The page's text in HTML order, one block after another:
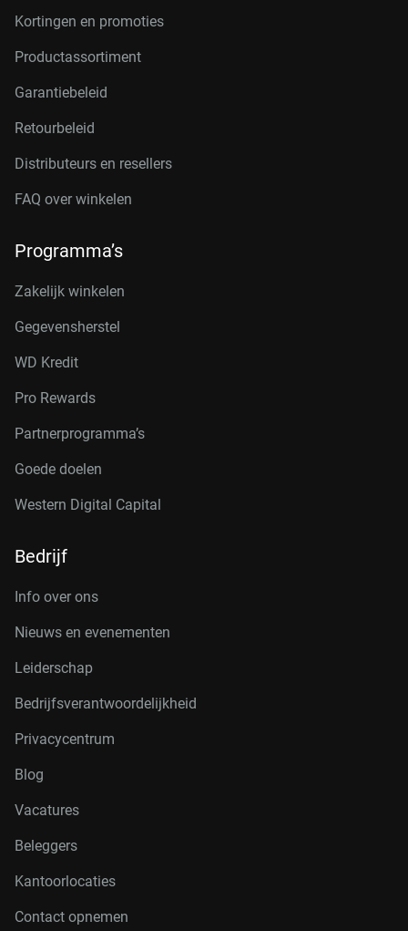
Kortingen en promoties
Productassortiment
Garantiebeleid
Retourbeleid
Distributeurs en resellers
FAQ over winkelen
Programma’s
Zakelijk winkelen
Gegevensherstel
WD Kredit
Pro Rewards
Partnerprogramma’s
Goede doelen
Western Digital Capital
Bedrijf
Info over ons
Nieuws en evenementen
Leiderschap
Bedrijfsverantwoordelijkheid
Privacycentrum
Blog
Vacatures
Beleggers
Kantoorlocaties
Contact opnemen